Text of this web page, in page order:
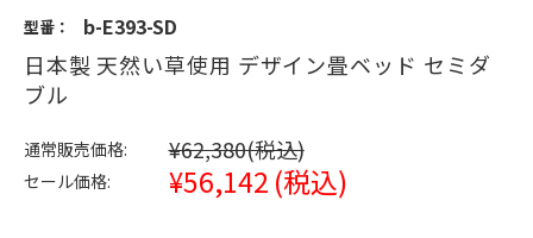
型番： b-E393-SD
日本製 天然い草使用 デザイン畳ベッド セミダ
ブル
通常販売価格: ¥62,380(税込)
セール価格: ¥56,142 (税込)